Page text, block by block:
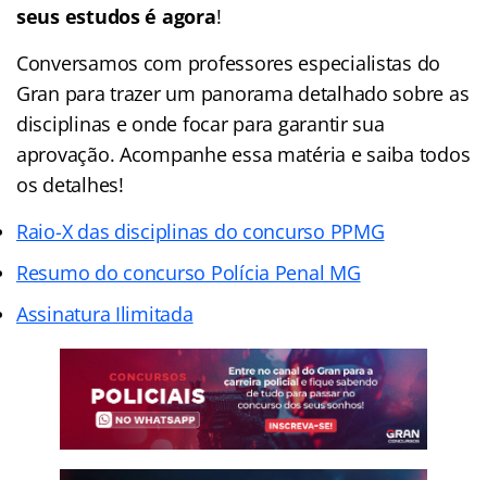
seus estudos é agora!
Conversamos com professores especialistas do
Gran para trazer um panorama detalhado sobre as
disciplinas e onde focar para garantir sua
aprovação. Acompanhe essa matéria e saiba todos
os detalhes!
Raio-X das disciplinas do concurso PPMG
Resumo do concurso Polícia Penal MG
Assinatura Ilimitada